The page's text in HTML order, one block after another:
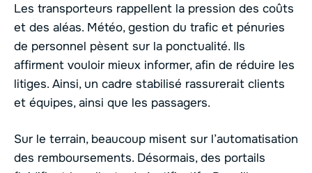
Les transporteurs rappellent la pression des coûts
et des aléas. Météo, gestion du trafic et pénuries
de personnel pèsent sur la ponctualité. Ils
affirment vouloir mieux informer, afin de réduire les
litiges. Ainsi, un cadre stabilisé rassurerait clients
et équipes, ainsi que les passagers.
Sur le terrain, beaucoup misent sur l’automatisation
des remboursements. Désormais, des portails